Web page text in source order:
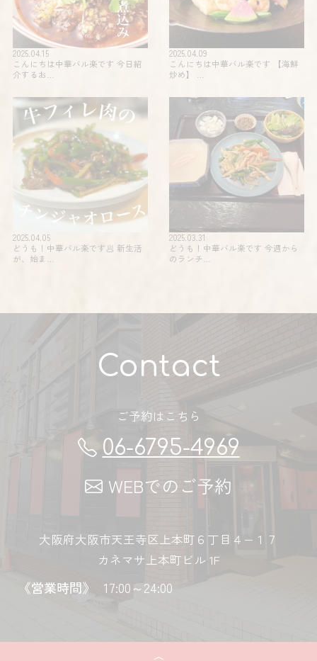
2025.04.15
こんにちは中華バル楽です 今日紹
介するお…
2025.04.09
こんにちは中華バル楽です 【海鮮
炒め】 …
2025.04.05
どうも！中華バル楽です🥟 新生活
が、始ま…
2025.03.31
どうも！中華バル楽です 今週から
のランチ…
Contact
ご予約はこちら
06-6795-4969
WEBでのご予約
大阪府大阪市天王寺区上本町６丁目４−１７
カネマサ上本町ビル 1F
《営業時間》 17:00～24:00